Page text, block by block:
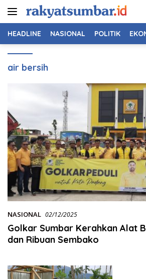
HEADLINE NASIONAL POLITIK
air bersih
NASIONAL 02/12/2025
Golkar Sumbar Kerahkan Alat
dan Ribuan Sembako